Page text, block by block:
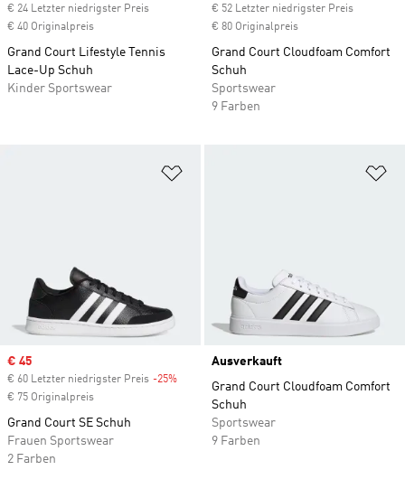
€ 24 Letzter niedrigster Preis
€ 40 Originalpreis
Grand Court Lifestyle Tennis
Lace-Up Schuh
Kinder Sportswear
€ 52 Letzter niedrigster Preis
€ 80 Originalpreis
Grand Court Cloudfoam Comfort
Schuh
Sportswear
9 Farben
Sale price
€ 45
€ 60 Letzter niedrigster Preis -25% Discount
€ 75 Originalpreis
Grand Court SE Schuh
Frauen Sportswear
2 Farben
Ausverkauft
Grand Court Cloudfoam Comfort
Schuh
Sportswear
9 Farben